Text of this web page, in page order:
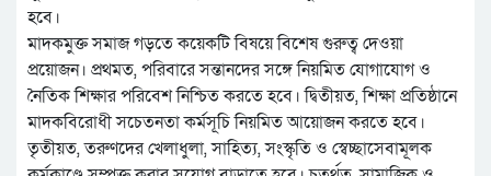
হবে।
মাদকমুক্ত সমাজ গড়তে কয়েকটি বিষয়ে বিশেষ গুরুত্ব দেওয়া
প্রয়োজন। প্রথমত, পরিবারে সন্তানদের সঙ্গে নিয়মিত যোগাযোগ ও
নৈতিক শিক্ষার পরিবেশ নিশ্চিত করতে হবে। দ্বিতীয়ত, শিক্ষা প্রতিষ্ঠানে
মাদকবিরোধী সচেতনতা কর্মসূচি নিয়মিত আয়োজন করতে হবে।
তৃতীয়ত, তরুণদের খেলাধুলা, সাহিত্য, সংস্কৃতি ও স্বেচ্ছাসেবামূলক